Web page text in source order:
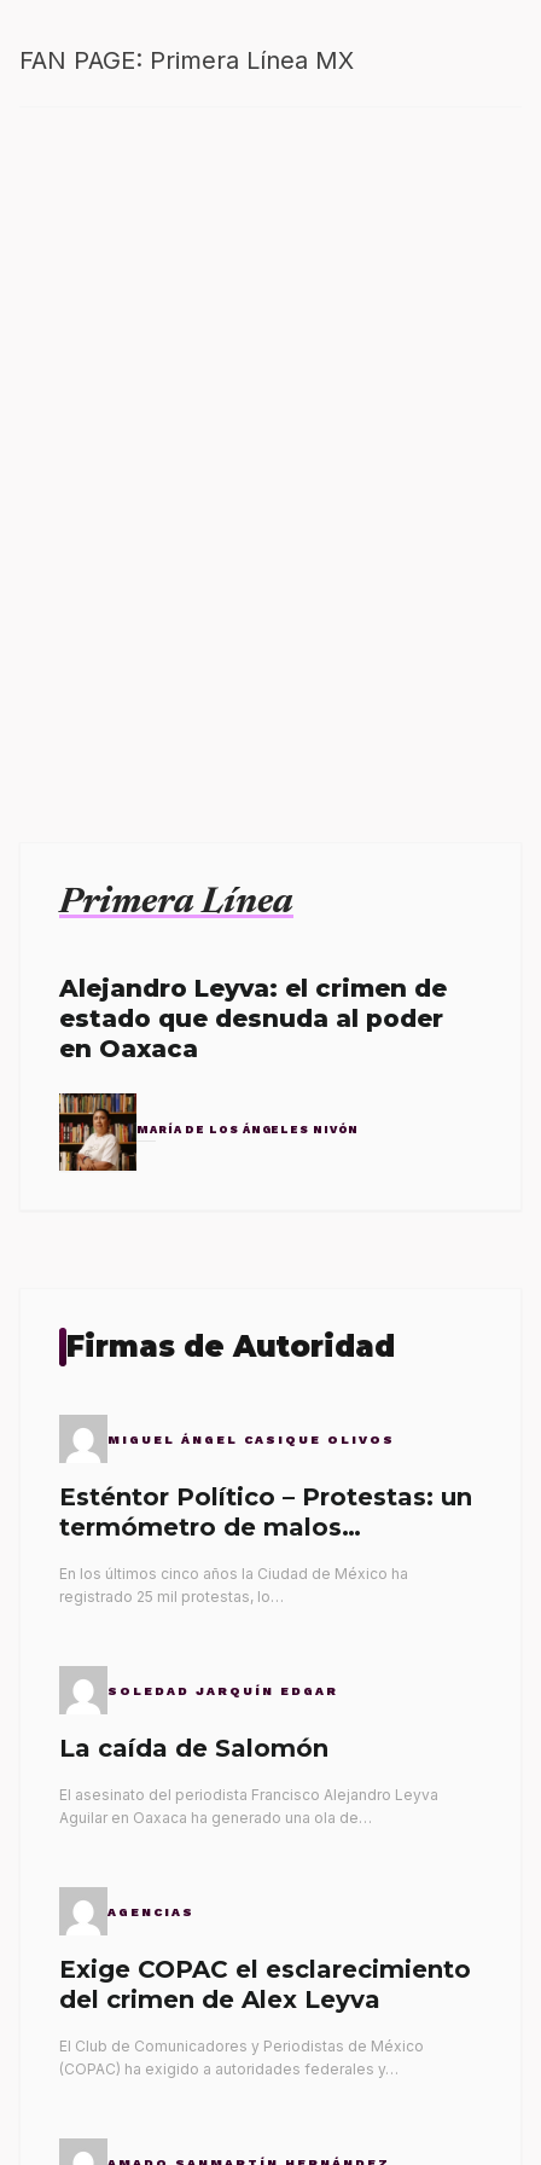
FAN PAGE: Primera Línea MX
Primera Línea
Alejandro Leyva: el crimen de
estado que desnuda al poder
en Oaxaca
MARÍA DE LOS ÁNGELES NIVÓN
Firmas de Autoridad
MIGUEL ÁNGEL CASIQUE OLIVOS
Esténtor Político – Protestas: un
termómetro de malos
En los últimos cinco años la Ciudad de México ha
registrado 25 mil protestas, lo…
SOLEDAD JARQUÍN EDGAR
La caída de Salomón
El asesinato del periodista Francisco Alejandro Leyva
Aguilar en Oaxaca ha generado una ola de…
AGENCIAS
Exige COPAC el esclarecimiento
del crimen de Alex Leyva
El Club de Comunicadores y Periodistas de México
(COPAC) ha exigido a autoridades federales y…